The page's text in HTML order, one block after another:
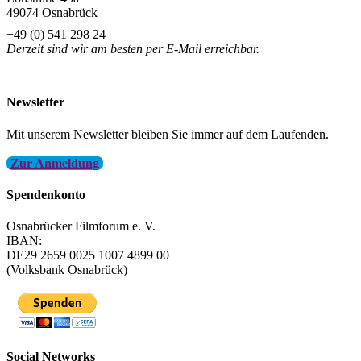
49074 Osnabrück
+49 (0) 541 298 24
Derzeit sind wir am besten per E-Mail erreichbar.
Newsletter
Mit unserem Newsletter bleiben Sie immer auf dem Laufenden.
Zur Anmeldung
Spendenkonto
Osnabrücker Filmforum e. V.
IBAN:
DE29 2659 0025 1007 4899 00
(Volksbank Osnabrück)
Social Networks